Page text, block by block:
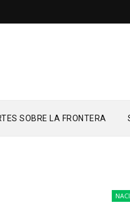
SOBRE LA FRONTERA